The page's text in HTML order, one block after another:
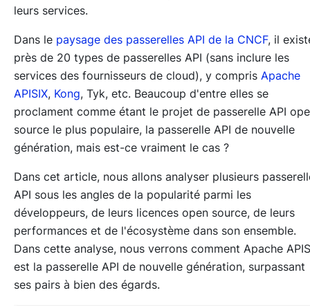
leurs services.
Dans le paysage des passerelles API de la CNCF, il
près de 20 types de passerelles API (sans inclure les
services des fournisseurs de cloud), y compris Apache
APISIX, Kong, Tyk, etc. Beaucoup d'entre elles se
proclament comme étant le projet de passerelle API
source le plus populaire, la passerelle API de nouvelle
génération, mais est-ce vraiment le cas ?
Dans cet article, nous allons analyser plusieurs
API sous les angles de la popularité parmi les
développeurs, de leurs licences open source, de leurs
performances et de l'écosystème dans son ensemble.
Dans cette analyse, nous verrons comment Apache
est la passerelle API de nouvelle génération, surpassant
ses pairs à bien des égards.